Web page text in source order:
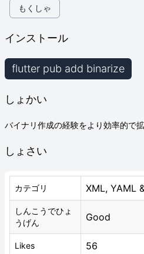
もくしゃ
インストール
flutter pub add binarize
しょかい
バイナリ作成の経験をより効率的で
しょさい
カテゴリ XML, YAML
しんこうでひょ
うげん
Good
Likes 56